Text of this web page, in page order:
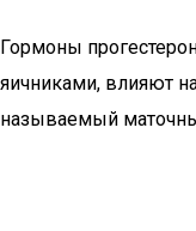
Гормоны
яичниками, влияют
называемый